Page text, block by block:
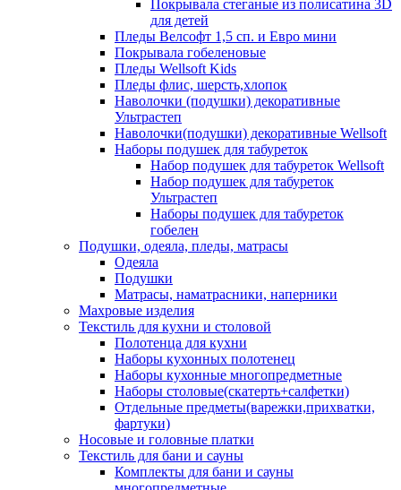
Покрывала стеганые из полисатина 3D
для детей
Пледы Велсофт 1,5 сп. и Евро мини
Покрывала гобеленовые
Пледы Wellsoft Kids
Пледы флис, шерсть,хлопок
Наволочки (подушки) декоративные
Ультрастеп
Наволочки(подушки) декоративные Wellsoft
Наборы подушек для табуреток
Набор подушек для табуреток Wellsoft
Набор подушек для табуреток
Ультрастеп
Наборы подушек для табуреток
гобелен
Подушки, одеяла, пледы, матрасы
Одеяла
Подушки
Матрасы, наматрасники, наперники
Махровые изделия
Текстиль для кухни и столовой
Полотенца для кухни
Наборы кухонных полотенец
Наборы кухонные многопредметные
Наборы столовые(скатерть+салфетки)
Отдельные предметы(варежки,прихватки,
фартуки)
Носовые и головные платки
Текстиль для бани и сауны
Комплекты для бани и сауны